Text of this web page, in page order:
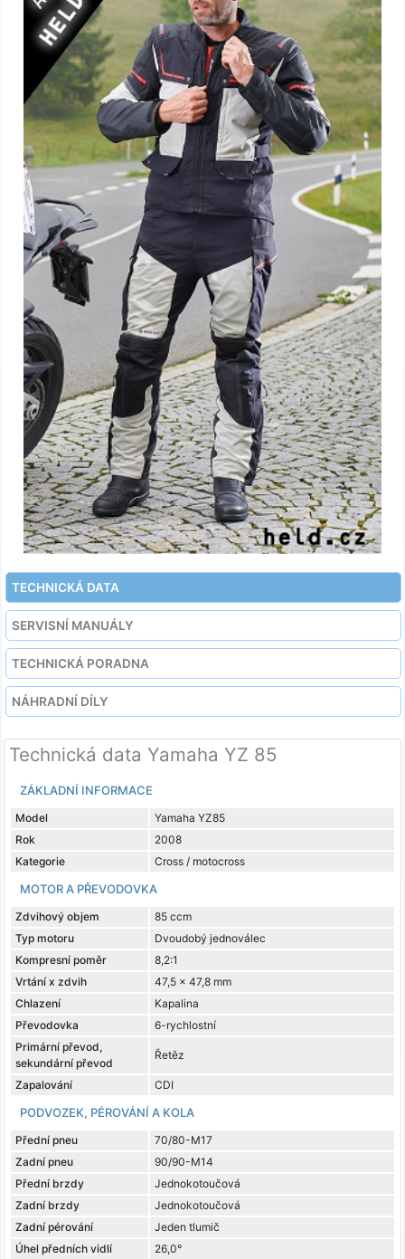
TECHNICKÁ DATA
SERVISNÍ MANUÁLY
TECHNICKÁ PORADNA
NÁHRADNÍ DÍLY
Technická data Yamaha YZ 85
ZÁKLADNÍ INFORMACE
Model
Yamaha YZ85
Rok
2008
Kategorie
Cross / motocross
MOTOR A PŘEVODOVKA
Zdvihový objem
85 ccm
Typ motoru
Dvoudobý jednoválec
Kompresní poměr
8,2:1
Vrtání x zdvih
47,5 x 47,8 mm
Chlazení
Kapalina
Převodovka
6-rychlostní
Primární převod,
sekundární převod
Řetěz
Zapalování CDI
PODVOZEK, PÉROVÁNÍ A KOLA
Přední pneu
70/80-M17
Zadní pneu
90/90-M14
Přední brzdy
Jednokotoučová
Zadní brzdy
Jednokotoučová
Zadní pérování
Jeden tlumič
Úhel předních vidlí
26,0°